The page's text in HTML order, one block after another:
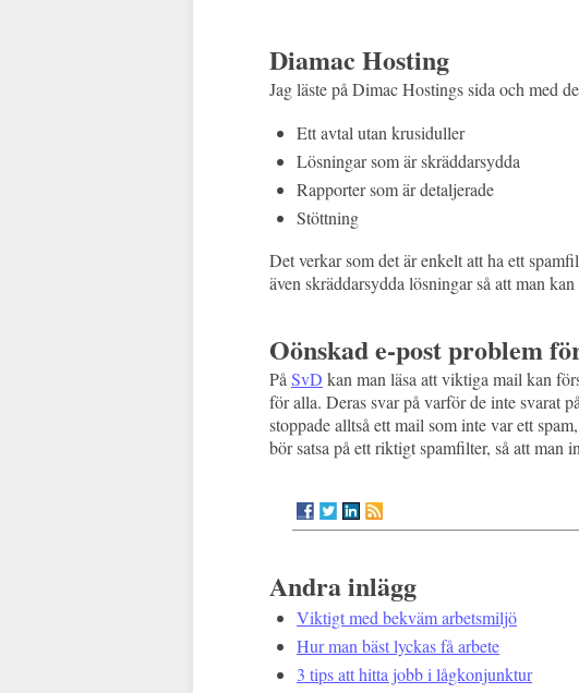
Diamac Hosting
Jag läste på Dimac Hostings sida och med
Ett avtal utan krusiduller
Lösningar som är skräddarsydda
Rapporter som är detaljerade
Stöttning
Det verkar som det är enkelt att ha ett
även skräddarsydda lösningar så att man
Oönskad e-post problem
På SvD kan man läsa att viktiga mail kan
för alla. Deras svar på varför de inte svarat
stoppade alltså ett mail som inte var ett
bör satsa på ett riktigt spamfilter, så att man
Andra inlägg
Viktigt med bekväm arbetsmiljö
Hur man bäst lyckas få arbete
3 tips att hitta jobb i lågkonjunktur